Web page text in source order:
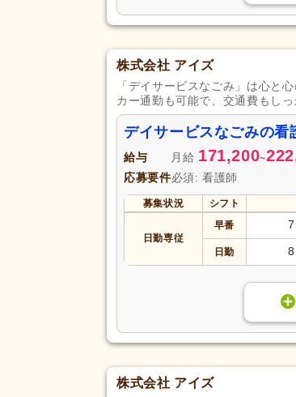
株式会社 アイズ
「デイサービスなごみ」は心と
カー通勤も可能で、交通費もしっ
デイサービスなごみの看
給与 月給 171,200~
応募要件必須: 看護師
募集状況 シフト
日勤専従
早番
日勤
株式会社 アイズ